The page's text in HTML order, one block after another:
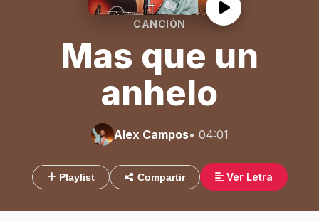
CANCIÓN
Mas que un
anhelo
Alex Campos• 04:01
Playlist Compartir Ver Letra